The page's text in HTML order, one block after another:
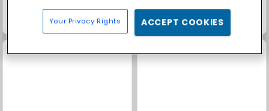
Solitaire Social Trollface Quest: USA 2
Your Privacy Rights ACCEPT COOKIES